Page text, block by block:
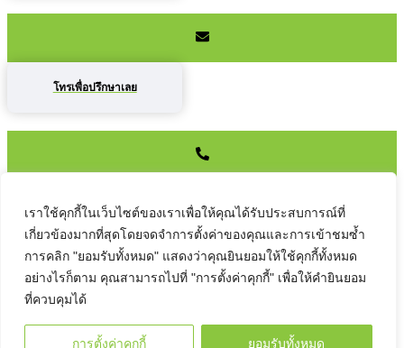
เราใช้คุกกี้ในเว็บไซต์ของเราเพื่อให้คุณได้รับประสบการณ์ที่
เกี่ยวข้องมากที่สุดโดยจดจำการตั้งค่าของคุณและการเข้าชมซ้ำ
การคลิก "ยอมรับทั้งหมด" แสดงว่าคุณยินยอมให้ใช้คุกกี้ทั้งหมด
อย่างไรก็ตาม คุณสามารถไปที่ "การตั้งค่าคุกกี้" เพื่อให้คำยินยอม
ที่ควบคุมได้
การตั้งค่าคุกกี้ ยอมรับทั้งหมด
โทรเพื่อปรึกษาเลย
ติดต่อเราที่นี่ได้เลยค่ะ